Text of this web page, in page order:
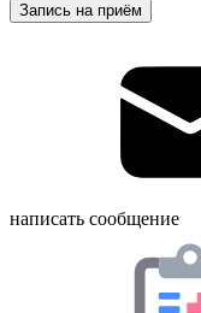
Запись на приём
написать сообщение